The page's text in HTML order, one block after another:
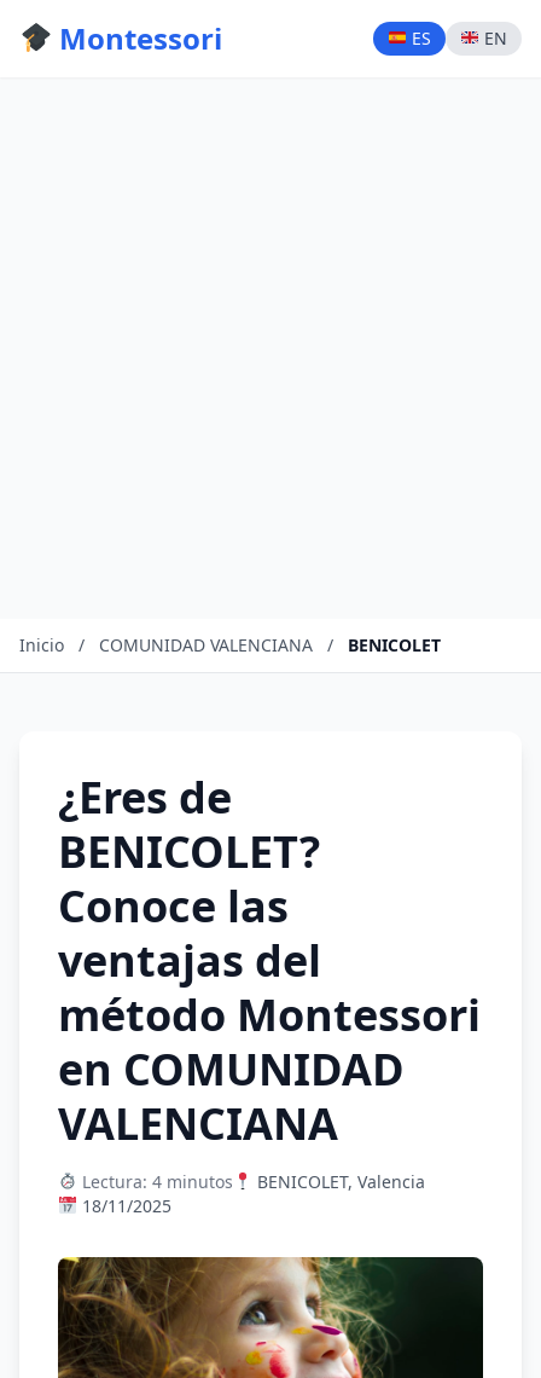
Montessori ES EN
Inicio / COMUNIDAD VALENCIANA / BENICOLET
¿Eres de
BENICOLET?
Conoce las
ventajas del
método Montessori
en COMUNIDAD
VALENCIANA
Lectura: 4 minutos
BENICOLET, Valencia
18/11/2025